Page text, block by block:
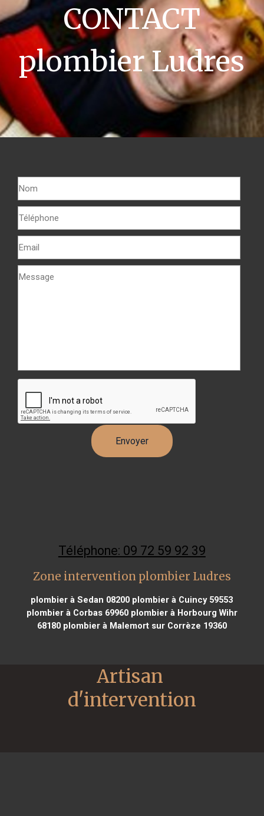
CONTACT
plombier Ludres
Téléphone: 09 72 59 92 39
Zone intervention plombier Ludres
plombier à Sedan 08200 plombier à Cuincy 59553
plombier à Corbas 69960plombier à Horbourg Wihr
68180plombier à Malemort sur Corrèze 19360
Artisan
d'intervention